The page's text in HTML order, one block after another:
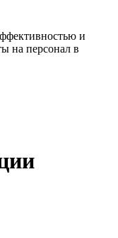
и
на персонал в